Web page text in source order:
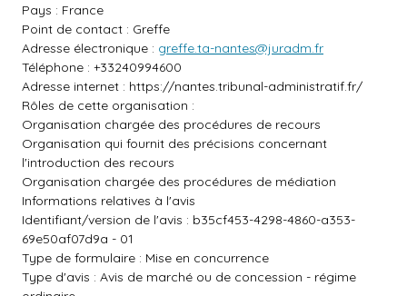
Pays : France
Point de contact : Greffe
Adresse électronique : greffe.ta-nantes@juradm.fr
Téléphone : +33240994600
Adresse internet : https://nantes.tribunal-administratif.fr/
Rôles de cette organisation :
Organisation chargée des procédures de recours
Organisation qui fournit des précisions concernant
l'introduction des recours
Organisation chargée des procédures de médiation
Informations relatives à l'avis
Identifiant/version de l'avis : b35cf453-4298-4860-a353-
69e50af07d9a - 01
Type de formulaire : Mise en concurrence
Type d'avis : Avis de marché ou de concession - régime